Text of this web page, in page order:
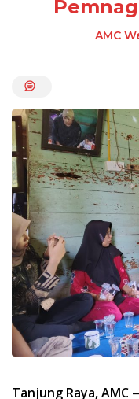
AMC
Tanjung Raya, AMC